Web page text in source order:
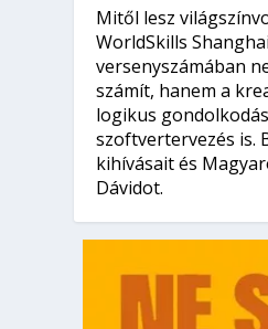
Kitalálod,
Írta: Tóth Mónika |2026.
Nem sikerült
Írta: Oláh Erika |2026.
el a
Írta: Szakmát Szerzek |
Digitális
Írta: Oláh Erika |2026.
Mitől lesz
WorldSkills
versenyszámában
számít, hanem a
logikus
szoftvertervezés is.
kihívásait és
Dávidot.